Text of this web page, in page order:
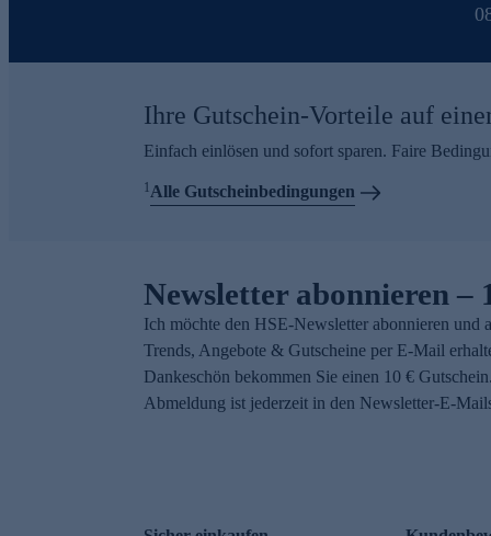
Ihre Gutschein-Vorteile auf
Einfach einlösen und sofort sparen. Faire
1Alle Gutscheinbedingungen
Newsletter abonnieren –
Ich möchte den HSE-Newsletter abonnieren und
Trends, Angebote & Gutscheine per E-Mail
Dankeschön bekommen Sie einen 10 €
Abmeldung ist jederzeit in den Newsletter-E-